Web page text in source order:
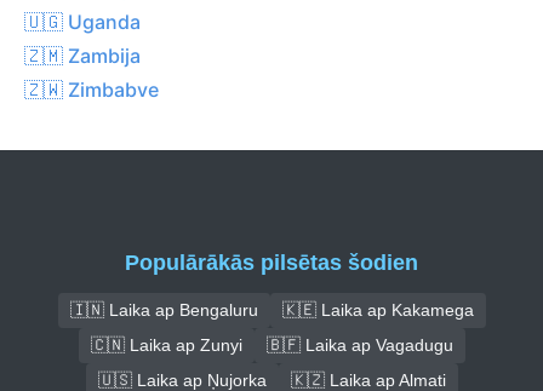
🇺🇬 Uganda
🇿🇲 Zambija
🇿🇼 Zimbabve
Populārākās pilsētas šodien
🇮🇳 Laika ap Bengaluru
🇰🇪 Laika ap Kakamega
🇨🇳 Laika ap Zunyi
🇧🇫 Laika ap Vagadugu
🇺🇸 Laika ap Ņujorka
🇰🇿 Laika ap Almati